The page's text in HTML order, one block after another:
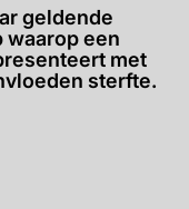
geldende
een
met
sterfte.